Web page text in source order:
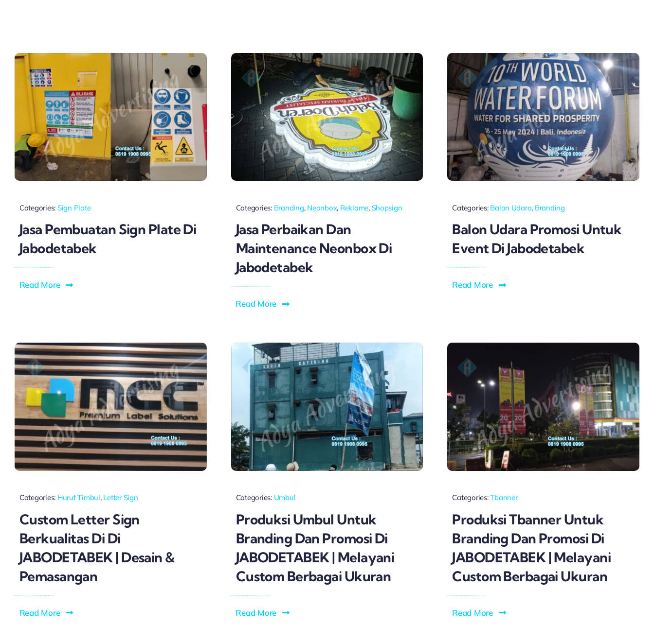
Categories: Sign Plate
Jasa Pembuatan Sign Plate Di
Jabodetabek
Read More
Categories: Branding, Neonbox, Reklame, Shopsign
Jasa Perbaikan Dan
Maintenance Neonbox Di
Jabodetabek
Read More
Categories: Balon Udara, Branding
Balon Udara Promosi Untuk
Event Di Jabodetabek
Read More
Categories: Huruf Timbul, Letter Sign
Custom Letter Sign
Berkualitas Di Di
JABODETABEK | Desain &
Pemasangan
Read More
Categories: Umbul
Produksi Umbul Untuk
Branding Dan Promosi Di
JABODETABEK | Melayani
Custom Berbagai Ukuran
Read More
Categories:Tbanner
Produksi Tbanner Untuk
Branding Dan Promosi Di
JABODETABEK | Melayani
Custom Berbagai Ukuran
Read More